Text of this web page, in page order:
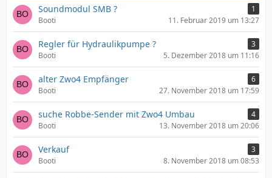
Soundmodul SMB ?
1
Booti
11. Februar 2019 um 13:27
Regler für Hydraulikpumpe ?
3
Booti
5. Dezember 2018 um 11:16
alter Zwo4 Empfänger
6
Booti
27. November 2018 um 17:59
suche Robbe-Sender mit Zwo4 Umbau
4
Booti
13. November 2018 um 20:06
Verkauf
3
Booti
8. November 2018 um 08:53